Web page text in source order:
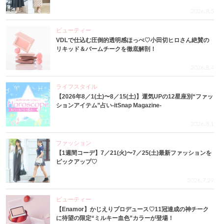
2026.8.5
ビューティー
VDLで仕込む圧倒的透明感ほっぺ♡小田切ヒロさん絶賛の
リキッド＆バームチークを徹底解剖！
2026.8.4
ライフスタイル
【2026年8／1(土)〜8／15(土)】運気UPの12星座別“ファッ
ションアイテム”占い-itSnap Magazine-
2026.8.1
ファッション
【1週間コーデ】7／21(火)〜7／25(土)最新ファッションを
ピックアップ♡
2026.7.29
ビューティー
【Enamor】かじえりプロデュース♡11冠達成の神チーク
に待望の限定“ミルキー血色”カラーが登場！